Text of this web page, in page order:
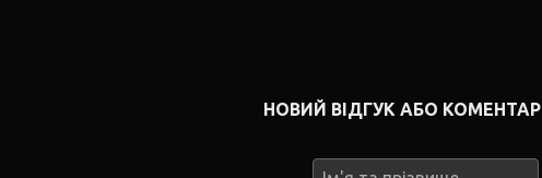
НОВИЙ ВІДГУК АБО КОМЕНТАР